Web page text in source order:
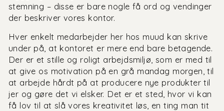
stemning – disse er bare nogle få ord og vendinger
der beskriver vores kontor.
Hver enkelt medarbejder her hos muud kan skrive
under på, at kontoret er mere end bare betagende.
Der er et stille og roligt arbejdsmiljø, som er med til
at give os motivation på en grå mandag morgen, til
at arbejde hårdt på at producere nye produkter til
jer og gøre det vi elsker. Det er et sted, hvor vi kan
få lov til at slå vores kreativitet løs, en ting man tit